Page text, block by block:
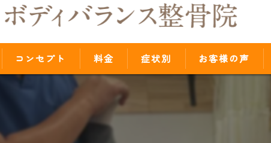
コンセプト 料金 症状別 お客様の声